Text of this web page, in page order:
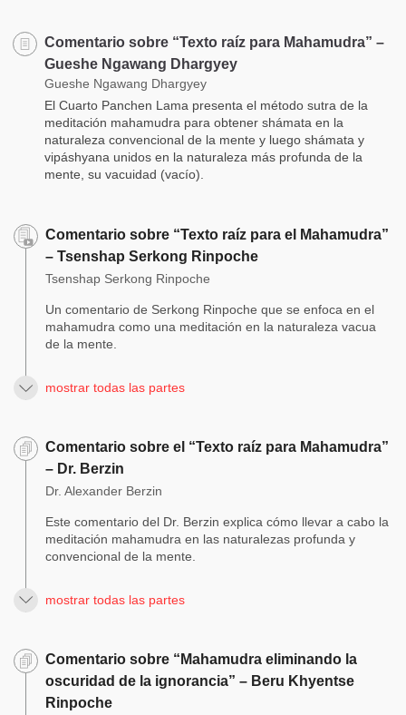
Comentario sobre “Texto raíz para Mahamudra” –
Gueshe Ngawang Dhargyey
Gueshe Ngawang Dhargyey
El Cuarto Panchen Lama presenta el método sutra de la
meditación mahamudra para obtener shámata en la
naturaleza convencional de la mente y luego shámata y
vipáshyana unidos en la naturaleza más profunda de la
mente, su vacuidad (vacío).
Comentario sobre “Texto raíz para el Mahamudra”
– Tsenshap Serkong Rinpoche
Tsenshap Serkong Rinpoche
Un comentario de Serkong Rinpoche que se enfoca en el
mahamudra como una meditación en la naturaleza vacua
de la mente.
mostrar todas las partes
Comentario sobre el “Texto raíz para Mahamudra”
– Dr. Berzin
Dr. Alexander Berzin
Este comentario del Dr. Berzin explica cómo llevar a cabo la
meditación mahamudra en las naturalezas profunda y
convencional de la mente.
mostrar todas las partes
Comentario sobre “Mahamudra eliminando la
oscuridad de la ignorancia” – Beru Khyentse
Rinpoche